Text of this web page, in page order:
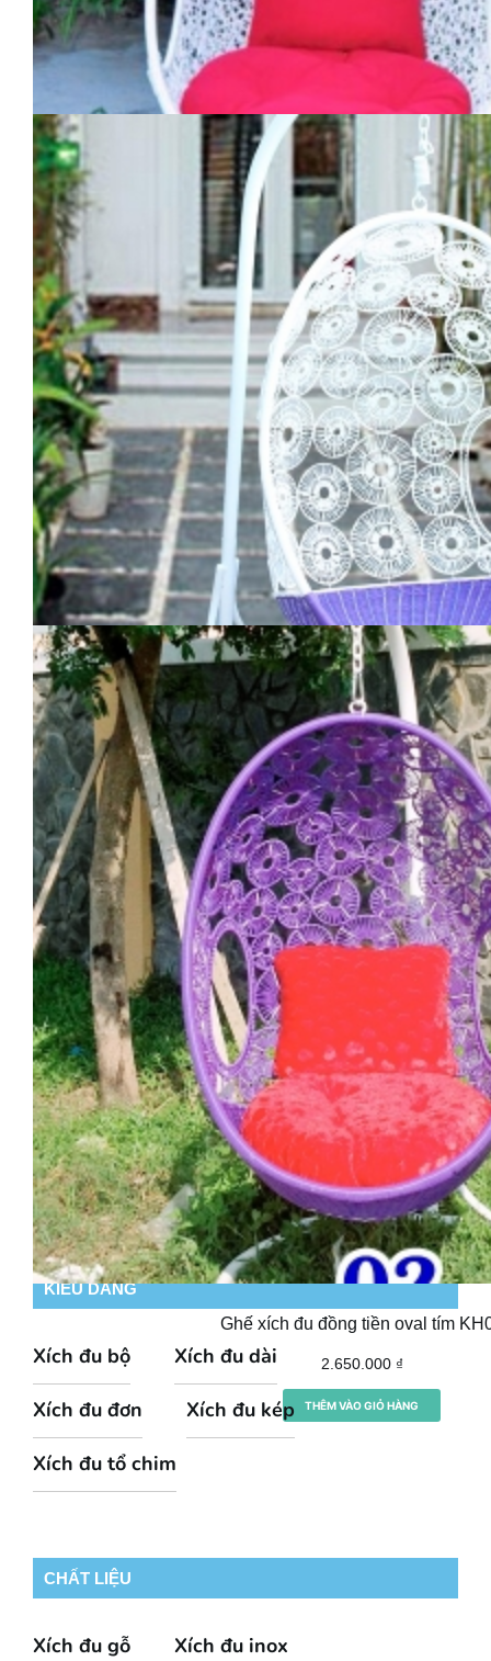
Ghế xích đu rối 1 sợi 2 tay lưới trắng
2.670.000₫
THÊM VÀO GIỎ HÀNG
Ghế xích đu đồng tiền hai lớp
2.700.000₫
THÊM VÀO GIỎ HÀNG
Ghế xích đu đồng tiền oval tím
2.650.000 ₫
THÊM VÀO GIỎ HÀNG
KIỂU DÁNG
Xích đu bộ Xích đu dài
Xích đu đơn Xích đu kép
Xích đu tổ chim
CHẤT LIỆU
Xích đu gỗ Xích đu inox